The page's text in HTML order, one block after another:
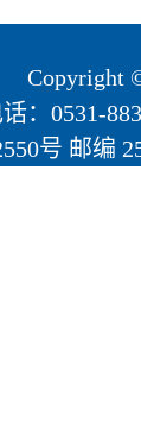
Copyright
话：0531-
号 邮编